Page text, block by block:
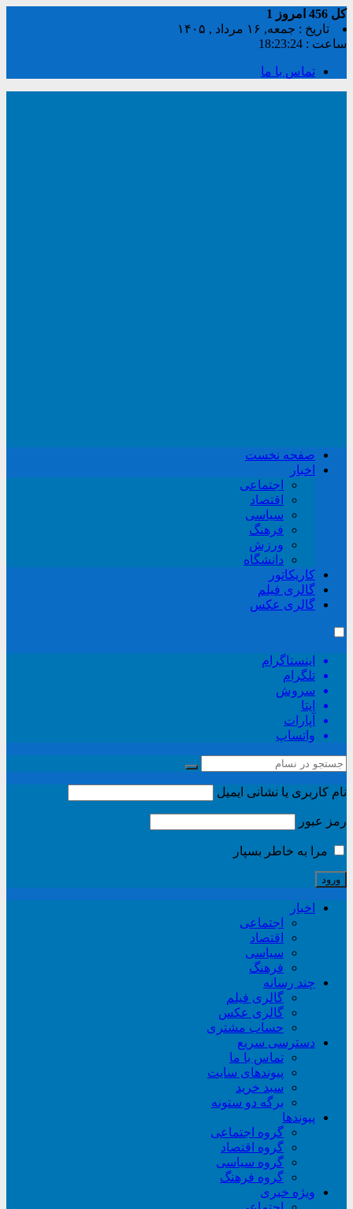
کل امروز
1
تاریخ : جمعه, ۱۶ مرداد , ۱۴۰۵
ساعت : 18:23:24
تماس با ما
صفحه نخست
اخبار
اجتماعی
اقتصاد
سیاسی
فرهنگ
ورزش
دانشگاه
کاریکاتور
گالری فیلم
گالری عکس
اینستاگرام
تلگرام
سروش
ایتا
آپارات
واتساپ
نام کاربری یا نشانی ایمیل
رمز عبور
مرا به خاطر بسپار
اخبار
اجتماعی
اقتصاد
سیاسی
فرهنگ
چند رسانه
گالری فیلم
گالری عکس
حساب مشتری
دسترسی سریع
تماس با ما
پیوندهای سایت
سبد خريد
برگه دو ستونه
پیوندها
گروه اجتماعی
گروه اقتصاد
گروه سیاسی
گروه فرهنگ
ویژه خبری